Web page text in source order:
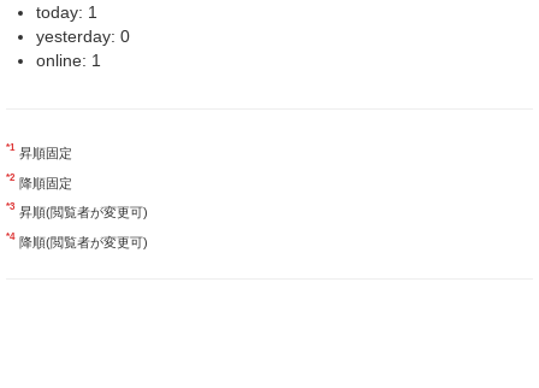
today: 1
yesterday: 0
online: 1
*1 昇順固定
*2 降順固定
*3 昇順(閲覧者が変更可)
*4 降順(閲覧者が変更可)